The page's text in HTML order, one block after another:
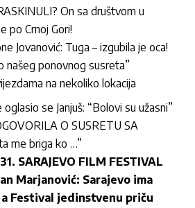
On sa društvom u
po Crnoj Gori!
Jovanović: Tuga – izgubila je oca!
našeg ponovnog susreta”
na nekoliko lokacija
se Janjuš: “Bolovi su užasni”
O SUSRETU SA
me briga ko …”
SARAJEVO FILM FESTIVAL
Marjanović: Sarajevo ima
Festival jedinstvenu priču